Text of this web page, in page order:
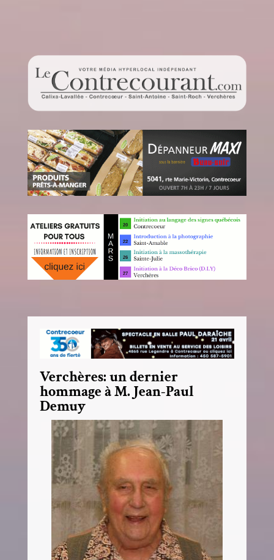
Verchères: un dernier
hommage à M. Jean-Paul
Demuy